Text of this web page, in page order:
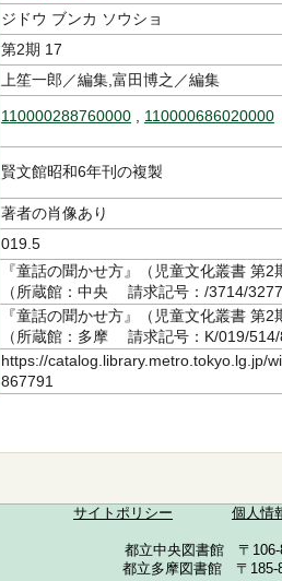
ジドウ ブンカ ソウショ
第2期 17
上笙一郎／編集,富田博之／編集
110000288760000 110000686020000
賢文館昭和6年刊の複製
著者の肖像あり
019.5
『童話の聞かせ方』（児童文化叢書
（所蔵館：中央 請求記号：/3714/
『童話の聞かせ方』（児童文化叢書
（所蔵館：多摩 請求記号：K/019/
https://catalog.library.metro.tokyo.lg.jp/
867791
サイトポリシー 個人情
都立中央図書館 〒
都立多摩図書館 〒185-